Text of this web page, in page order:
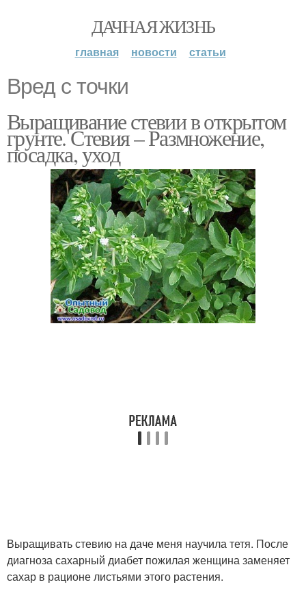
ДАЧНАЯ ЖИЗНЬ
главная новости статьи
Вред с точки
Выращивание стевии в открытом
грунте. Стевия – Размножение,
посадка, уход
Выращивать стевию на даче меня научила тетя. После
диагноза сахарный диабет пожилая женщина заменяет
сахар в рационе листьями этого растения.